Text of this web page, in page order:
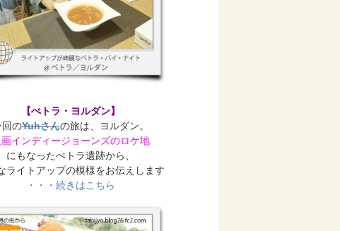
【ぺトラ・ヨルダン】
回のYuhさんの旅は、ヨルダン。
インディージョーンズのロケ地
にもなったぺトラ遺跡から、
ライトアップの模様をお伝えします
・・・続きはこちら